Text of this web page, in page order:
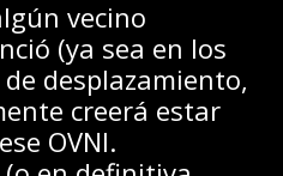
vecino
(ya sea en los
desplazamiento,
creerá estar
OVNI.